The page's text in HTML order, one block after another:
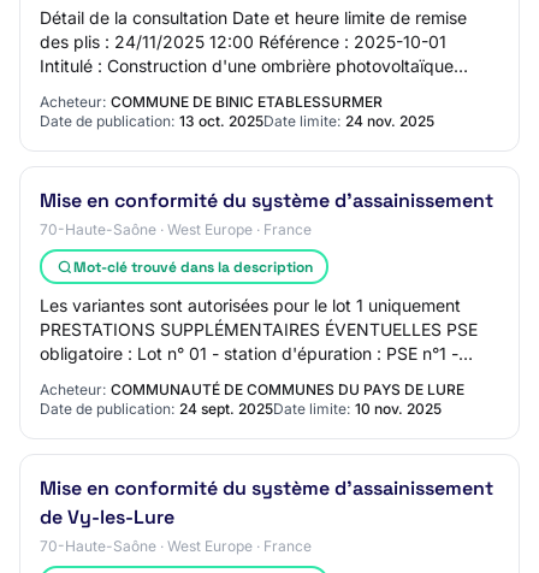
Détail de la consultation Date et heure limite de remise
des plis : 24/11/2025 12:00 Référence : 2025-10-01
Intitulé : Construction d'une ombrière photovoltaïque
Acheteur: COMMUNE DE BINIC ETABLESSURMER
Date de publication: 13 oct. 2025Date limite: 24 nov. 2025
Mise en conformité du système d'assainissement
70-Haute-Saône · West Europe · France
Mot-clé trouvé dans la description
Les variantes sont autorisées pour le lot 1 uniquement
PRESTATIONS SUPPLÉMENTAIRES ÉVENTUELLES PSE
obligatoire : Lot n° 01 - station d'épuration : PSE n°1 -
panneaux photovoltaïque DÉLAI D'EXÉCUTION…
Acheteur: COMMUNAUTÉ DE COMMUNES DU PAYS DE LURE
Date de publication: 24 sept. 2025Date limite: 10 nov. 2025
Mise en conformité du système d'assainissement
de Vy-les-Lure
70-Haute-Saône · West Europe · France